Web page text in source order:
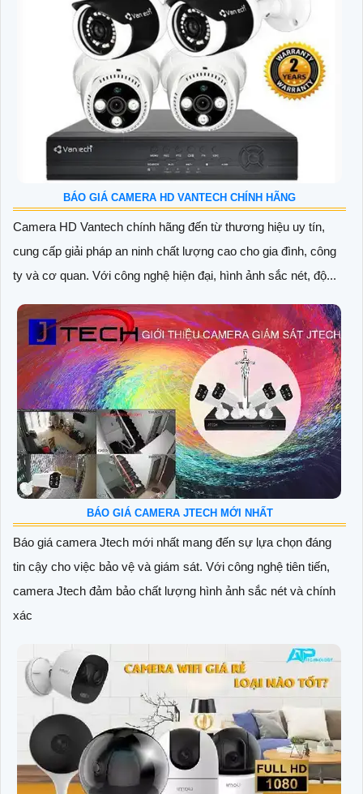
BÁO GIÁ CAMERA HD VANTECH CHÍNH HÃNG
Camera HD Vantech chính hãng đến từ thương hiệu uy tín,
cung cấp giải pháp an ninh chất lượng cao cho gia đình, công
ty và cơ quan. Với công nghệ hiện đại, hình ảnh sắc nét, độ...
BÁO GIÁ CAMERA JTECH MỚI NHẤT
Báo giá camera Jtech mới nhất mang đến sự lựa chọn đáng
tin cậy cho việc bảo vệ và giám sát. Với công nghệ tiên tiến,
camera Jtech đảm bảo chất lượng hình ảnh sắc nét và chính
xác